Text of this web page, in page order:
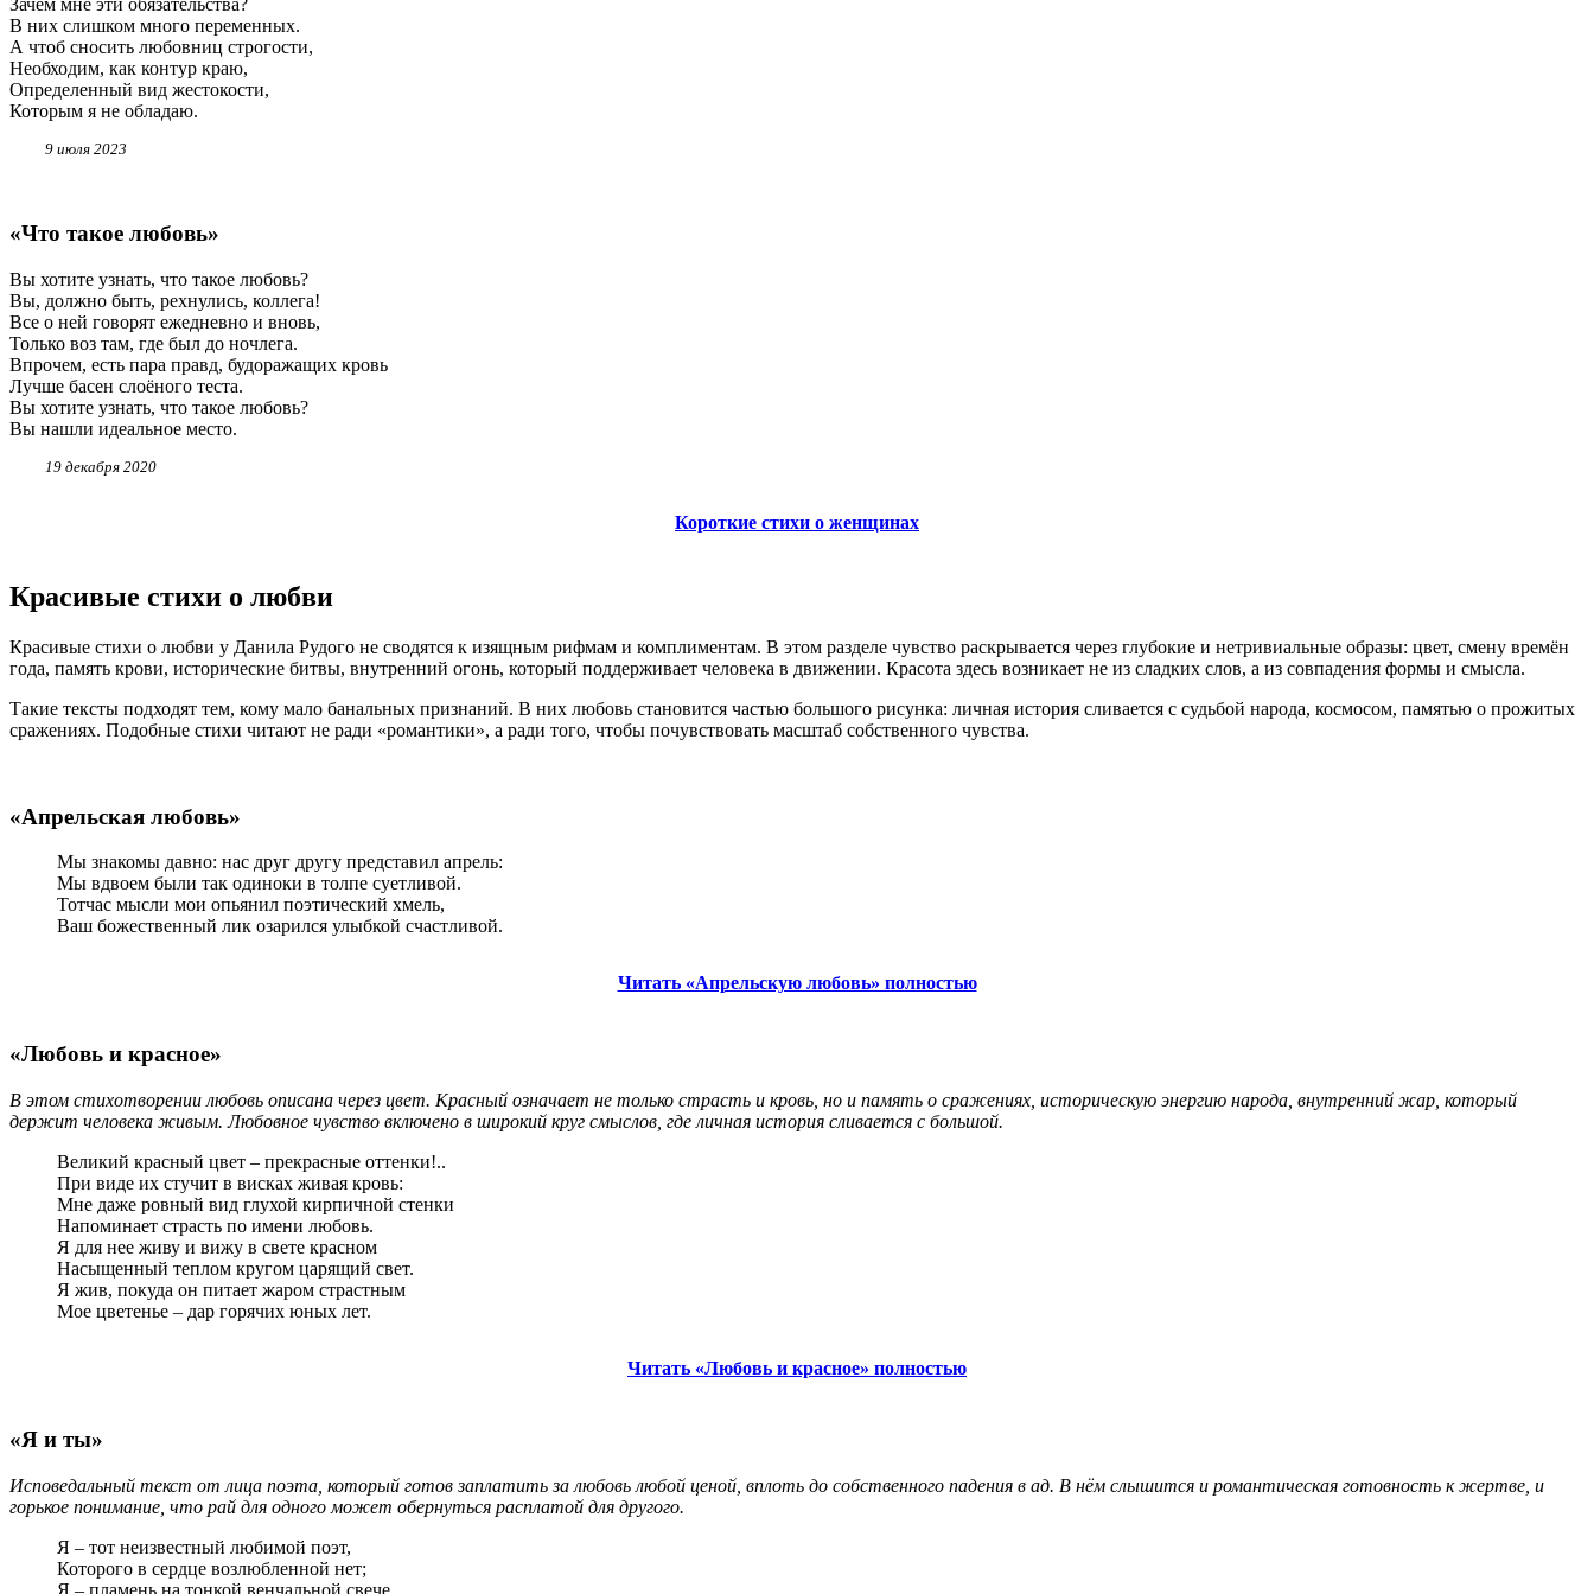
В них слишком много переменных.
А чтоб сносить любовниц строгости,
Необходим, как контур краю,
Определенный вид жестокости,
Которым я не обладаю.
9 июля 2023
«Что такое любовь»
Вы хотите узнать, что такое любовь?
Вы, должно быть, рехнулись, коллега!
Все о ней говорят ежедневно и вновь,
Только воз там, где был до ночлега.
Впрочем, есть пара правд, будоражащих кровь
Лучше басен слоёного теста.
Вы хотите узнать, что такое любовь?
Вы нашли идеальное место.
19 декабря 2020
Короткие стихи о женщинах
Красивые стихи о любви
Красивые стихи о любви у Данила Рудого не сводятся к изящным рифмам и комплиментам. В этом разделе чувство раскрывается через глубокие и нетривиальные образы: цвет, смену времён
года, память крови, исторические битвы, внутренний огонь, который поддерживает человека в движении. Красота здесь возникает не из сладких слов, а из совпадения формы и смысла.
Такие тексты подходят тем, кому мало банальных признаний. В них любовь становится частью большого рисунка: личная история сливается с судьбой народа, космосом, памятью о прожитых
сражениях. Подобные стихи читают не ради «романтики», а ради того, чтобы почувствовать масштаб собственного чувства.
«Апрельская любовь»
Мы знакомы давно: нас друг другу представил апрель:
Мы вдвоем были так одиноки в толпе суетливой.
Тотчас мысли мои опьянил поэтический хмель,
Ваш божественный лик озарился улыбкой счастливой.
Читать «Апрельскую любовь» полностью
«Любовь и красное»
В этом стихотворении любовь описана через цвет. Красный означает не только страсть и кровь, но и память о сражениях, историческую энергию народа, внутренний жар, который
держит человека живым. Любовное чувство включено в широкий круг смыслов, где личная история сливается с большой.
Великий красный цвет – прекрасные оттенки!..
При виде их стучит в висках живая кровь:
Мне даже ровный вид глухой кирпичной стенки
Напоминает страсть по имени любовь.
Я для нее живу и вижу в свете красном
Насыщенный теплом кругом царящий свет.
Я жив, покуда он питает жаром страстным
Мое цветенье – дар горячих юных лет.
Читать «Любовь и красное» полностью
«Я и ты»
Исповедальный текст от лица поэта, который готов заплатить за любовь любой ценой, вплоть до собственного падения в ад. В нём слышится и романтическая готовность к жертве, и
горькое понимание, что рай для одного может обернуться расплатой для другого.
Я – тот неизвестный любимой поэт,
Которого в сердце возлюбленной нет;
Я – пламень на тонкой венчальной свече,